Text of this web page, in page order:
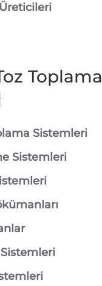
Toplama
Sistemleri
Sistemleri